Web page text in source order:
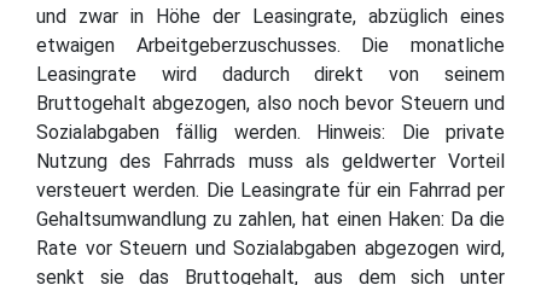
und zwar in Höhe der Leasingrate, abzüglich eines
etwaigen Arbeitgeberzuschusses. Die monatliche
Leasingrate wird dadurch direkt von seinem
Bruttogehalt abgezogen, also noch bevor Steuern und
Sozialabgaben fällig werden. Hinweis: Die private
Nutzung des Fahrrads muss als geldwerter Vorteil
versteuert werden. Die Leasingrate für ein Fahrrad per
Gehaltsumwandlung zu zahlen, hat einen Haken: Da die
Rate vor Steuern und Sozialabgaben abgezogen wird,
senkt sie das Bruttogehalt, aus dem sich unter